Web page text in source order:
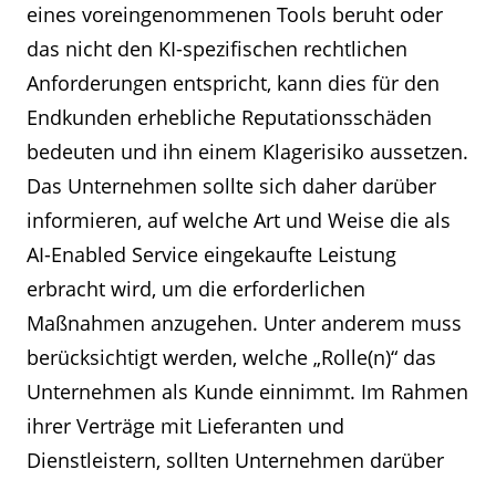
eines voreingenommenen Tools beruht oder
das nicht den KI-spezifischen rechtlichen
Anforderungen entspricht, kann dies für den
Endkunden erhebliche Reputationsschäden
bedeuten und ihn einem Klagerisiko aussetzen.
Das Unternehmen sollte sich daher darüber
informieren, auf welche Art und Weise die als
AI-Enabled Service eingekaufte Leistung
erbracht wird, um die erforderlichen
Maßnahmen anzugehen. Unter anderem muss
berücksichtigt werden, welche „Rolle(n)“ das
Unternehmen als Kunde einnimmt. Im Rahmen
ihrer Verträge mit Lieferanten und
Dienstleistern, sollten Unternehmen darüber